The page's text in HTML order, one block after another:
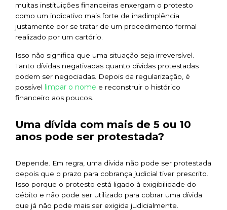
muitas instituições financeiras enxergam o protesto
como um indicativo mais forte de inadimplência
justamente por se tratar de um procedimento formal
realizado por um cartório.
Isso não significa que uma situação seja irreversível.
Tanto dívidas negativadas quanto dívidas protestadas
podem ser negociadas. Depois da regularização, é
possível limpar o nome e reconstruir o histórico
financeiro aos poucos.
Uma dívida com mais de 5 ou 10
anos pode ser protestada?
Depende. Em regra, uma dívida não pode ser protestada
depois que o prazo para cobrança judicial tiver prescrito.
Isso porque o protesto está ligado à exigibilidade do
débito e não pode ser utilizado para cobrar uma dívida
que já não pode mais ser exigida judicialmente.